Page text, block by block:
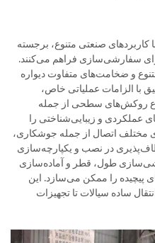
کاربردهای صنعتی متنوع، برجسته
سفارشی‌سازی فراهم می‌کنند.
و ضخامت‌های متفاوت دیواره
با الزامات عملیاتی خاص،
روکش‌های سطحی از جمله
عملکردی و زیبایی‌شناختی را
مختلف اتصال از جمله جوشکاری،
در نصب و یکپارچه‌سازی
طول، قطر و آماده‌سازی
پیچیده را ممکن می‌سازد. این
ساده سیالات تا تجهیزات